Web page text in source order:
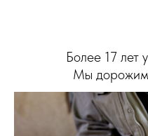
О
Более 17 лет
Мы